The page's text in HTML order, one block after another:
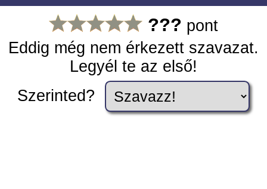
??? pont
Eddig még nem érkezett szavazat.
Legyél te az első!
Szerinted?